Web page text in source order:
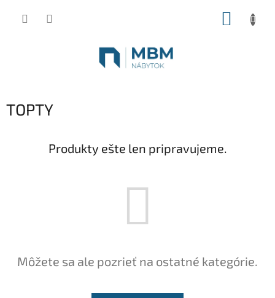
TOPTY
Produkty ešte len pripravujeme.
Môžete sa ale pozrieť na ostatné kategórie.